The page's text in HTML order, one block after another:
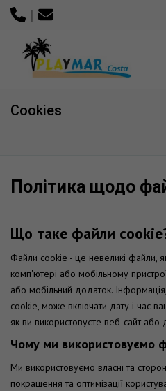
|
Cookies
Політика щодо
Що таке файли
Файли cookie - це невеликі файли,
комп'ютері або мобільному
або мобільний додаток.
cookie, може включати дату і час
як ви використовуєте веб-сайт або
Чому ми використовуємо
Ми використовуємо власні та
покращення та оптимізації